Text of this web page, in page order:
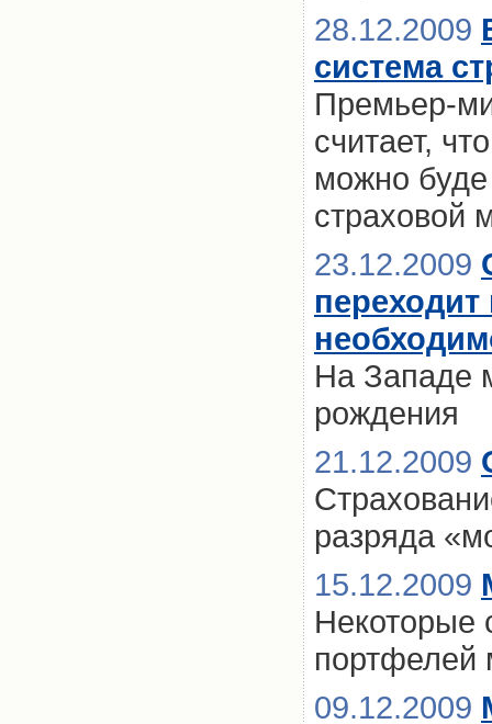
28.12.2009
система
Премьер-
считает,
можно
страховой
23.12.2009
На Западе
рождения
21.12.2009
разряда
15.12.2009
Некоторые
портфелей
09.12.2009